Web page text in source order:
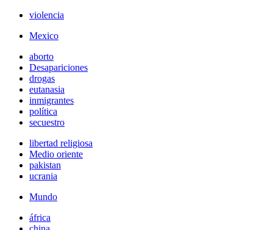
violencia
Mexico
aborto
Desapariciones
drogas
eutanasia
inmigrantes
política
secuestro
libertad religiosa
Medio oriente
pakistan
ucrania
Mundo
áfrica